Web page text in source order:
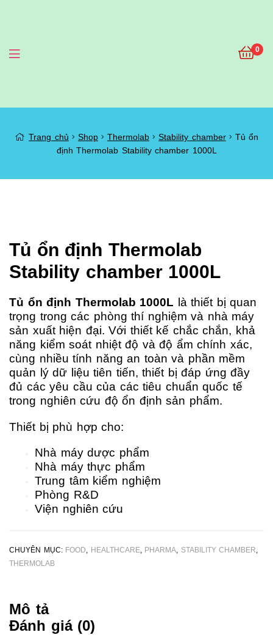
0
Menu
Tủ
Stability
chamber
1000L
Trang chủ Shop Thermolab Stability chamber
Tủ ổn
định Thermolab Stability chamber 1000L
Tủ ổn định Thermolab
Stability chamber 1000L
Tủ ổn định Thermolab 1000L là thiết bị quan
trọng trong các phòng thí nghiệm và nhà máy
sản xuất hiện đại. Với thiết kế chắc chắn, khả
năng kiểm soát nhiệt độ và độ ẩm chính xác,
cùng nhiều tính năng an toàn và phần mềm
quản lý dữ liệu tiên tiến, thiết bị đáp ứng đầy
đủ các yêu cầu của các tiêu chuẩn quốc tế
trong nghiên cứu độ ổn định sản phẩm.
Thiết bị phù hợp cho:
Nhà máy dược phẩm
Nhà máy thực phẩm
Trung tâm kiểm nghiệm
Phòng R&D
Viện nghiên cứu
CHUYÊN MỤC: FOOD, HEALTHCARE, PHARMA, STABILITY CHAMBER,
THERMOLAB
Mô tả
Đánh giá (0)